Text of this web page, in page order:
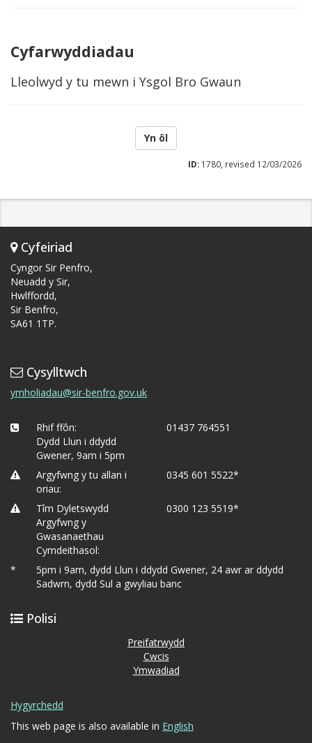
Cyfarwyddiadau
Lleolwyd y tu mewn i Ysgol Bro Gwaun
Yn ôl
ID: 1780, revised 12/03/2026
Cyfeiriad
Cyngor Sir Penfro,
Neuadd y Sir,
Hwlffordd,
Sir Benfro,
SA61 1TP.
Cysylltwch
ymholiadau@sir-benfro.gov.uk
Rhif ffôn:
Dydd Llun i ddydd
Gwener, 9am i 5pm
01437 764551
Argyfwng y tu allan i
oriau:
0345 601 5522*
Tîm Dyletswydd
Argyfwng y
Gwasanaethau
Cymdeithasol:
0300 123 5519*
*
5pm i 9am, dydd Llun i ddydd Gwener, 24 awr ar ddydd
Sadwrn, dydd Sul a gwyliau banc
Polisi
Preifatrwydd
Cwcis
Ymwadiad
Hygyrchedd
This web page is also available in English